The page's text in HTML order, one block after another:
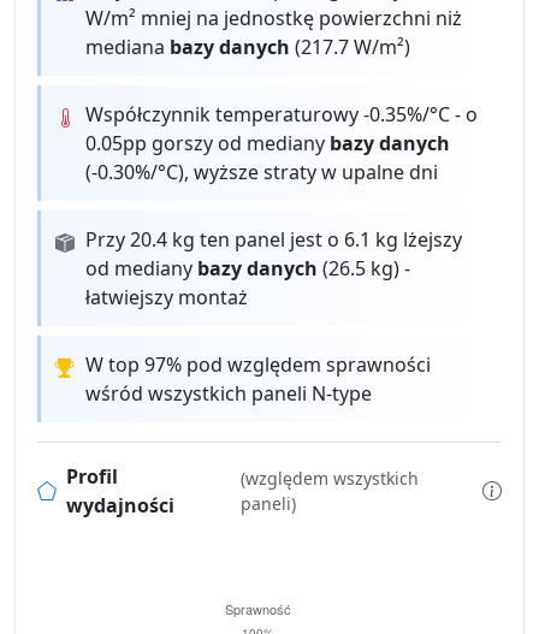
W/m² mniej na jednostkę powierzchni niż
mediana bazy danych (217.7 W/m²)
Współczynnik temperaturowy -0.35%/°C - o
0.05pp gorszy od mediany bazy danych
(-0.30%/°C), wyższe straty w upalne dni
Przy 20.4 kg ten panel jest o 6.1 kg lżejszy
od mediany bazy danych (26.5 kg) -
łatwiejszy montaż
W top 97% pod względem sprawności
wśród wszystkich paneli N-type
Profil
wydajności
(względem wszystkich
paneli)